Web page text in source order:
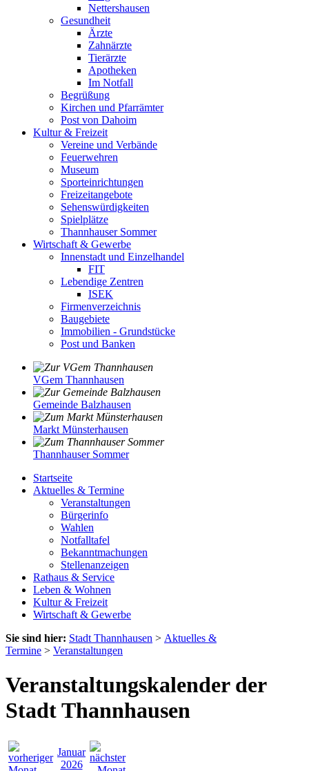
Nettershausen
Gesundheit
Ärzte
Zahnärzte
Tierärzte
Apotheken
Im Notfall
Begrüßung
Kirchen und Pfarrämter
Post von Dahoim
Kultur & Freizeit
Vereine und Verbände
Feuerwehren
Museum
Sporteinrichtungen
Freizeitangebote
Sehenswürdigkeiten
Spielplätze
Thannhauser Sommer
Wirtschaft & Gewerbe
Innenstadt und Einzelhandel
FIT
Lebendige Zentren
ISEK
Firmenverzeichnis
Baugebiete
Immobilien - Grundstücke
Post und Banken
VGem Thannhausen
Gemeinde Balzhausen
Markt Münsterhausen
Thannhauser Sommer
Startseite
Aktuelles & Termine
Veranstaltungen
Bürgerinfo
Wahlen
Notfalltafel
Bekanntmachungen
Stellenanzeigen
Rathaus & Service
Leben & Wohnen
Kultur & Freizeit
Wirtschaft & Gewerbe
Sie sind hier: Stadt Thannhausen > Aktuelles &
Termine > Veranstaltungen
Veranstaltungskalender der
Stadt Thannhausen
Januar
2026